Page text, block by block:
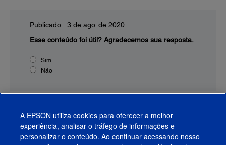
Publicado: 3 de ago. de 2020
Esse conteúdo foi útil? Agradecemos sua resposta.
Sim
Não
A EPSON utiliza cookies para oferecer a melhor
experiência, analisar o tráfego de informações e
personalizar o conteúdo. Ao continuar acessando nosso